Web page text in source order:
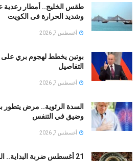
طقس الخليج.. أمطار رعدية
وشديد الحرارة فى الكويت
أغسطس 7, 2026
بوتين يخطط لهجوم بري على
التفاصيل
أغسطس 7, 2026
السدة الرئوية.. مرض
وضيق في التنفس
أغسطس 7, 2026
21 أغسطس ضربة